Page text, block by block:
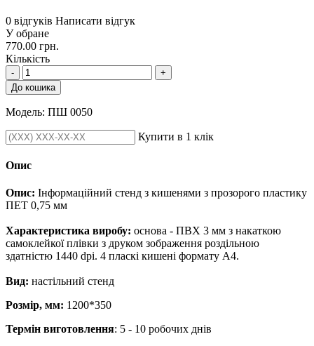
0 відгуків Написати відгук
У обране
770.00 грн.
Кількість
-
+
До кошика
Модель: ПШ 0050
Купити в 1 клік
Опис
Опис: Інформаційний стенд з кишенями з прозорого пластику
ПЕТ 0,75 мм
Характеристика виробу: основа - ПВХ 3 мм з накаткою
самоклейкої плівки з друком зображення роздільною
здатністю 1440 dpi. 4 пласкі кишені формату А4.
Вид: настільний стенд
Розмір, мм: 1200*350
Термін виготовлення: 5 - 10 робочих днів